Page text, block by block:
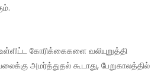
அமர்த்துதல் கூடாது, பேறுகாலத்தில்